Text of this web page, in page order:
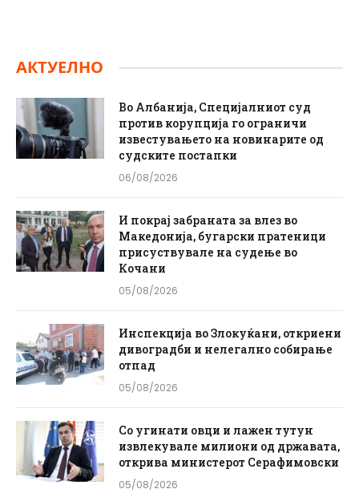
АКТУЕЛНО
Во Албанија, Специјалниот суд
против корупција го ограничи
известувањето на новинарите од
судските постапки
06/08/2026
И покрај забраната за влез во
Македонија, бугарски пратеници
присуствувале на судење во
Кочани
05/08/2026
Инспекција во Злокуќани, откриени
дивоградби и нелегално собирање
отпад
05/08/2026
Со угинати овци и лажен тутун
извлекувале милиони од државата,
открива министерот Серафимовски
05/08/2026